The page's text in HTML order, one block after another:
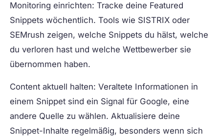
Monitoring einrichten: Tracke deine Featured
Snippets wöchentlich. Tools wie SISTRIX oder
SEMrush zeigen, welche Snippets du hälst, welche
du verloren hast und welche Wettbewerber sie
übernommen haben.
Content aktuell halten: Veraltete Informationen in
einem Snippet sind ein Signal für Google, eine
andere Quelle zu wählen. Aktualisiere deine
Snippet-Inhalte regelmäßig, besonders wenn sich